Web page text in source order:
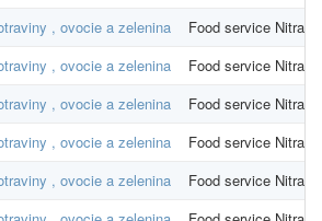
, ovocie a zelenina
Food service Nitra
, ovocie a zelenina
Food service Nitra
, ovocie a zelenina
Food service Nitra
, ovocie a zelenina
Food service Nitra
, ovocie a zelenina
Food service Nitra